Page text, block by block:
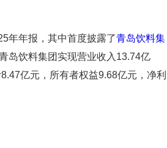
年年报，其中首度披露了青岛饮料集
岛饮料集团实现营业收入13.74亿
亿元，所有者权益9.68亿元，净利